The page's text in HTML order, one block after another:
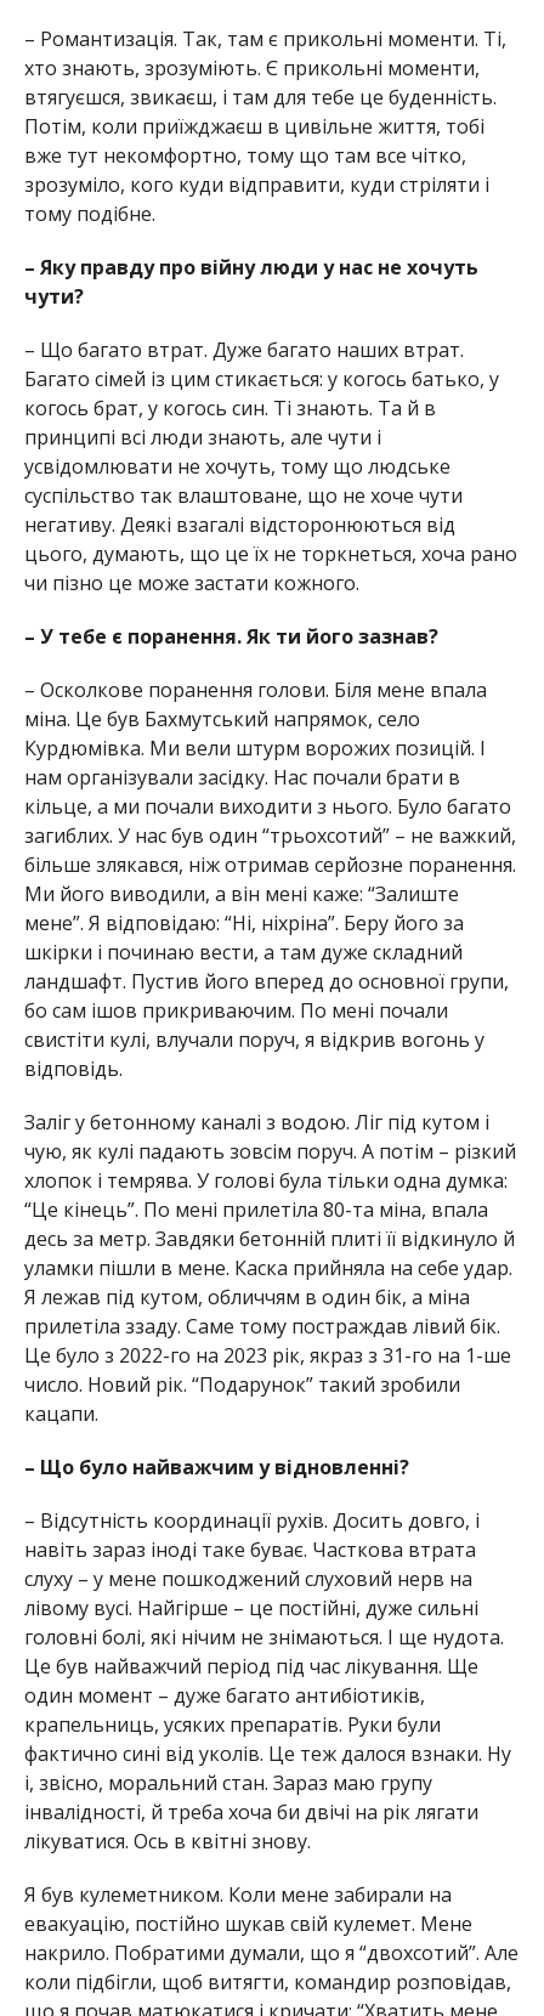
– Романтизація. Так, там є прикольні моменти. Ті,
хто знають, зрозуміють. Є прикольні моменти,
втягуєшся, звикаєш, і там для тебе це буденність.
Потім, коли приїжджаєш в цивільне життя, тобі
вже тут некомфортно, тому що там все чітко,
зрозуміло, кого куди відправити, куди стріляти і
тому подібне.
– Яку правду про війну люди у нас не хочуть
чути?
– Що багато втрат. Дуже багато наших втрат.
Багато сімей із цим стикається: у когось батько, у
когось брат, у когось син. Ті знають. Та й в
принципі всі люди знають, але чути і
усвідомлювати не хочуть, тому що людське
суспільство так влаштоване, що не хоче чути
негативу. Деякі взагалі відсторонюються від
цього, думають, що це їх не торкнеться, хоча рано
чи пізно це може застати кожного.
– У тебе є поранення. Як ти його зазнав?
– Осколкове поранення голови. Біля мене впала
міна. Це був Бахмутський напрямок, село
Курдюмівка. Ми вели штурм ворожих позицій. І
нам організували засідку. Нас почали брати в
кільце, а ми почали виходити з нього. Було багато
загиблих. У нас був один “трьохсотий” – не важкий,
більше злякався, ніж отримав серйозне поранення.
Ми його виводили, а він мені каже: “Залиште
мене”. Я відповідаю: “Ні, ніхріна”. Беру його за
шкірки і починаю вести, а там дуже складний
ландшафт. Пустив його вперед до основної групи,
бо сам ішов прикриваючим. По мені почали
свистіти кулі, влучали поруч, я відкрив вогонь у
відповідь.
Заліг у бетонному каналі з водою. Ліг під кутом і
чую, як кулі падають зовсім поруч. А потім – різкий
хлопок і темрява. У голові була тільки одна думка:
“Це кінець”. По мені прилетіла 80-та міна, впала
десь за метр. Завдяки бетонній плиті її відкинуло й
уламки пішли в мене. Каска прийняла на себе удар.
Я лежав під кутом, обличчям в один бік, а міна
прилетіла ззаду. Саме тому постраждав лівий бік.
Це було з 2022-го на 2023 рік, якраз з 31-го на 1-ше
число. Новий рік. “Подарунок” такий зробили
кацапи.
– Що було найважчим у відновленні?
– Відсутність координації рухів. Досить довго, і
навіть зараз іноді таке буває. Часткова втрата
слуху – у мене пошкоджений слуховий нерв на
лівому вусі. Найгірше – це постійні, дуже сильні
головні болі, які нічим не знімаються. І ще нудота.
Це був найважчий період під час лікування. Ще
один момент – дуже багато антибіотиків,
крапельниць, усяких препаратів. Руки були
фактично сині від уколів. Це теж далося взнаки. Ну
і, звісно, моральний стан. Зараз маю групу
інвалідності, й треба хоча би двічі на рік лягати
лікуватися. Ось в квітні знову.
Я був кулеметником. Коли мене забирали на
евакуацію, постійно шукав свій кулемет. Мене
накрило. Побратими думали, що я “двохсотий”. Але
коли підбігли, щоб витягти, командир розповідав,